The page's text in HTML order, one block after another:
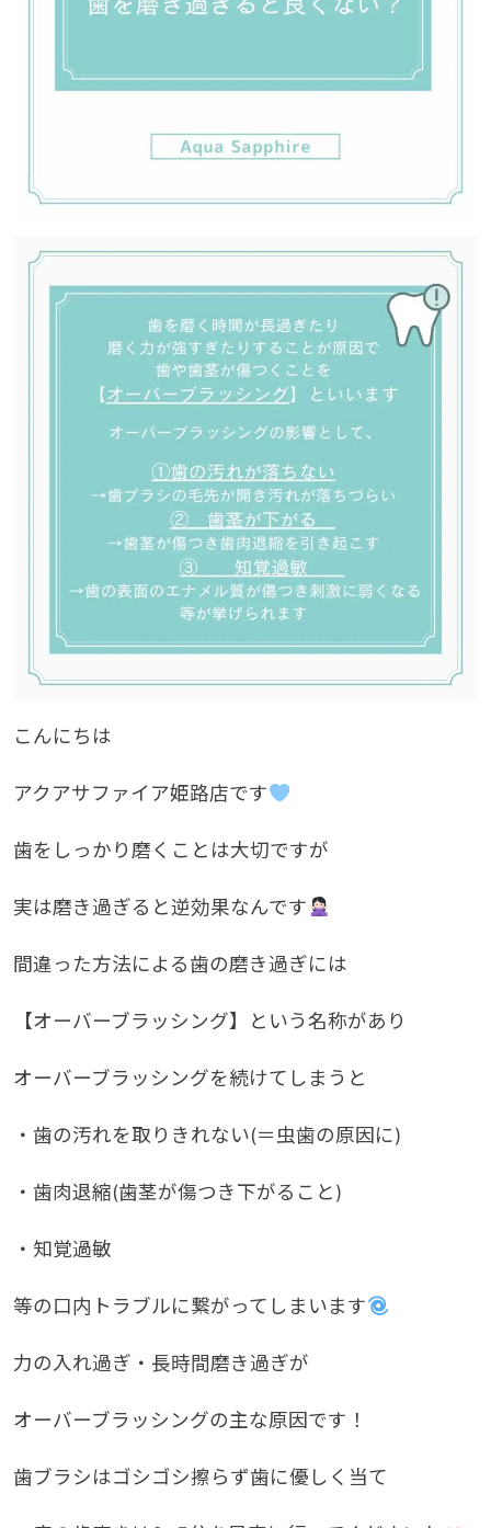
こんにちは
アクアサファイア姫路店です
歯をしっかり磨くことは大切ですが
実は磨き過ぎると逆効果なんです
間違った方法による歯の磨き過ぎには
【オーバーブラッシング】という名称があり
オーバーブラッシングを続けてしまうと
・歯の汚れを取りきれない(＝虫歯の原因に)
・歯肉退縮(歯茎が傷つき下がること)
・知覚過敏
等の口内トラブルに繋がってしまいます
力の入れ過ぎ・長時間磨き過ぎが
オーバーブラッシングの主な原因です！
歯ブラシはゴシゴシ擦らず歯に優しく当て